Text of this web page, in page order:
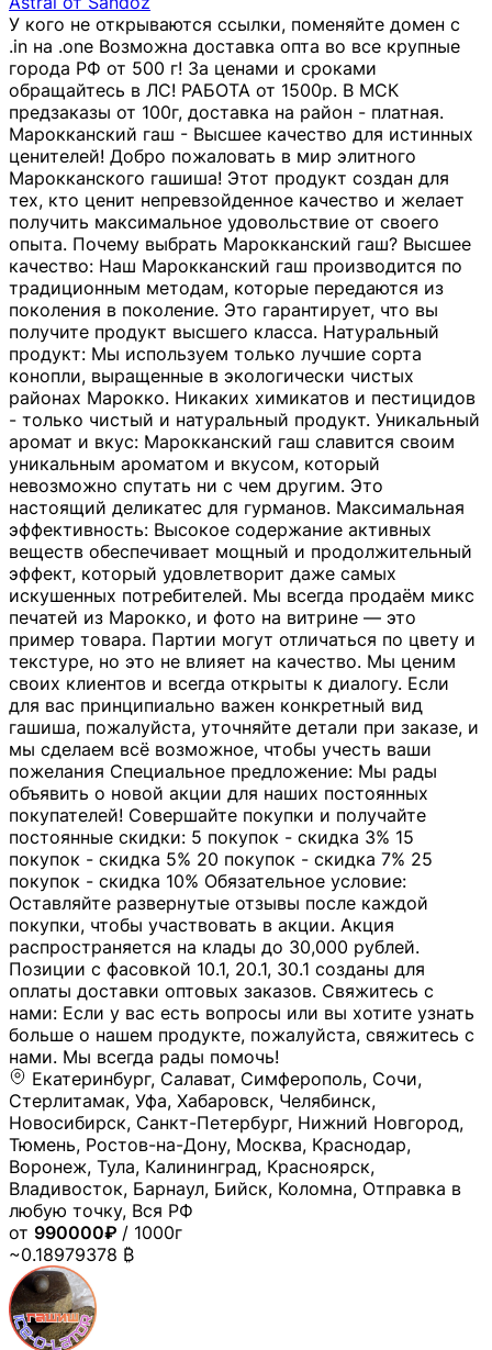
У кого не открываются ссылки, поменяйте домен с
.in на .one Возможна доставка опта во все крупные
города РФ от 500 г! За ценами и сроками
обращайтесь в ЛС! РАБОТА от 1500р. В МСК
предзаказы от 100г, доставка на район - платная.
Марокканский гаш - Высшее качество для истинных
ценителей! Добро пожаловать в мир элитного
Марокканского гашиша! Этот продукт создан для
тех, кто ценит непревзойденное качество и желает
получить максимальное удовольствие от своего
опыта. Почему выбрать Марокканский гаш? Высшее
качество: Наш Марокканский гаш производится по
традиционным методам, которые передаются из
поколения в поколение. Это гарантирует, что вы
получите продукт высшего класса. Натуральный
продукт: Мы используем только лучшие сорта
конопли, выращенные в экологически чистых
районах Марокко. Никаких химикатов и пестицидов
- только чистый и натуральный продукт. Уникальный
аромат и вкус: Марокканский гаш славится своим
уникальным ароматом и вкусом, который
невозможно спутать ни с чем другим. Это
настоящий деликатес для гурманов. Максимальная
эффективность: Высокое содержание активных
веществ обеспечивает мощный и продолжительный
эффект, который удовлетворит даже самых
искушенных потребителей. Мы всегда продаём микс
печатей из Марокко, и фото на витрине — это
пример товара. Партии могут отличаться по цвету и
текстуре, но это не влияет на качество. Мы ценим
своих клиентов и всегда открыты к диалогу. Если
для вас принципиально важен конкретный вид
гашиша, пожалуйста, уточняйте детали при заказе, и
мы сделаем всё возможное, чтобы учесть ваши
пожелания Специальное предложение: Мы рады
объявить о новой акции для наших постоянных
покупателей! Совершайте покупки и получайте
постоянные скидки: 5 покупок - скидка 3% 15
покупок - скидка 5% 20 покупок - скидка 7% 25
покупок - скидка 10% Обязательное условие:
Оставляйте развернутые отзывы после каждой
покупки, чтобы участвовать в акции. Акция
распространяется на клады до 30,000 рублей.
Позиции с фасовкой 10.1, 20.1, 30.1 созданы для
оплаты доставки оптовых заказов. Свяжитесь с
нами: Если у вас есть вопросы или вы хотите узнать
больше о нашем продукте, пожалуйста, свяжитесь с
нами. Мы всегда рады помочь!
Екатеринбург, Салават, Симферополь, Сочи,
Стерлитамак, Уфа, Хабаровск, Челябинск,
Новосибирск, Санкт-Петербург, Нижний Новгород,
Тюмень, Ростов-на-Дону, Москва, Краснодар,
Воронеж, Тула, Калининград, Красноярск,
Владивосток, Барнаул, Бийск, Коломна, Отправка в
любую точку, Вся РФ
от 990000₽ / 1000г
~0.18979378 ₿